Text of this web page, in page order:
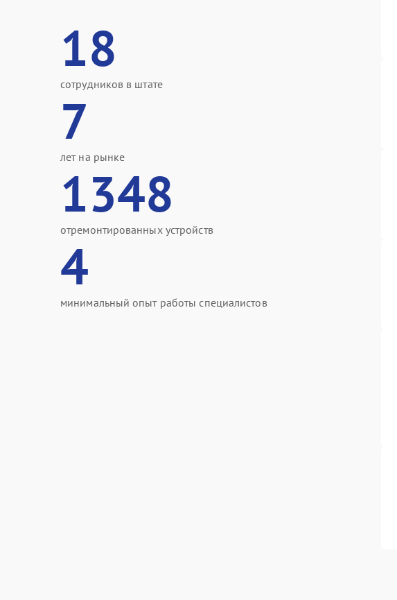
18
сотрудников в штате
7
лет на рынке
1348
отремонтированных устройств
4
минимальный опыт работы специалистов